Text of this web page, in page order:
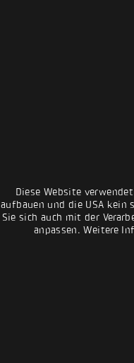
Diese Website
aufbauen und die USA
Sie sich auch mit der
anpassen. Weitere